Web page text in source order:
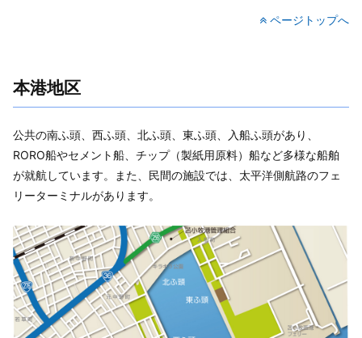
ページトップへ
本港地区
公共の南ふ頭、西ふ頭、北ふ頭、東ふ頭、入船ふ頭があり、
RORO船やセメント船、チップ（製紙用原料）船など多様な船舶
が就航しています。また、民間の施設では、太平洋側航路のフェ
リーターミナルがあります。